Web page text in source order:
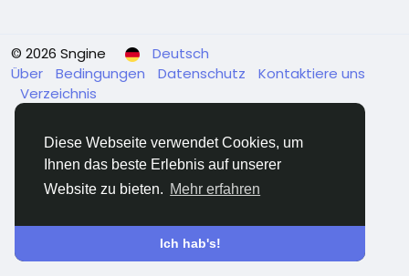
Diese Webseite verwendet Cookies, um
Ihnen das beste Erlebnis auf unserer
Website zu bieten. Mehr erfahren
Ich hab's!
© 2026 Sngine
Deutsch
Über
Bedingungen Datenschutz
Kontaktiere uns
Verzeichnis